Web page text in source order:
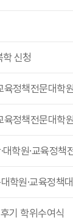
학 신청
육정책전문대학
육정책전문대학
대학원·교육정책
학원·교육정책
기 학위수여식